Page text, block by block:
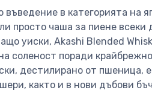
в категорията на
просто чаша за пиене всеки
уиски, Akashi Blended
соленост поради
дестилирано от пшеница,
както и в нови дъбови